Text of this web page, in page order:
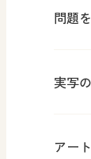
問題
実写
アー